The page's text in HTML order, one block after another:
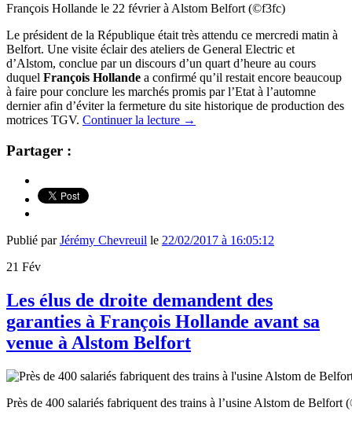
François Hollande le 22 février à Alstom Belfort (©f3fc)
Le président de la République était très attendu ce mercredi matin à
Belfort. Une visite éclair des ateliers de General Electric et
d’Alstom, conclue par un discours d’un quart d’heure au cours
duquel François Hollande a confirmé qu’il restait encore beaucoup
à faire pour conclure les marchés promis par l’Etat à l’automne
dernier afin d’éviter la fermeture du site historique de production des
motrices TGV. Continuer la lecture →
Partager :
Publié parJérémy Chevreuil le 22/02/2017 à 16:05:12
21 Fév
Les élus de droite demandent des
garanties à François Hollande avant sa
venue à Alstom Belfort
Près de 400 salariés fabriquent des trains à l’usine Alstom de Belfort